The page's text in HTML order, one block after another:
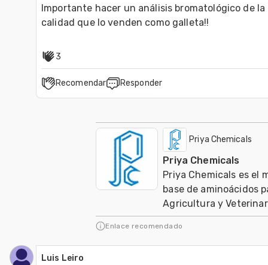
Importante hacer un análisis bromatológico de
calidad que lo venden como galleta!!
3
Recomendar Responder
Priya Chemicals
Priya Chemicals
Priya Chemicals es el
base de aminoácidos
Agricultura y
Enlace recomendado
Luis Leiro